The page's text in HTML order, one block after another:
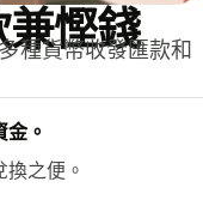
慳錢
種貨幣收發匯款和
。
之便。